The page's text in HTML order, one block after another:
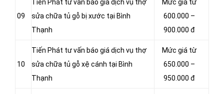
09
Tiến Phát tư vấn báo giá dịch vụ thợ
sửa chữa tủ gỗ bị xước tại Bình
Thạnh
Mức giá từ
600.000 –
900.000 đ
10
Tiến Phát tư vấn báo giá dịch vụ thợ
sửa chữa tủ gỗ xệ cánh tại Bình
Thạnh
Mức giá từ
650.000 –
950.000 đ